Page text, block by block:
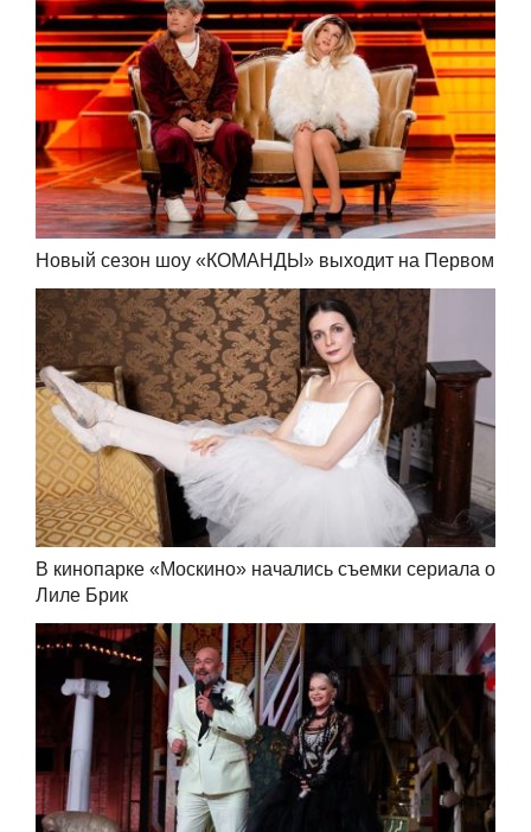
Новый сезон шоу «КОМАНДЫ» выходит на Первом
В кинопарке «Москино» начались съемки сериала о
Лиле Брик